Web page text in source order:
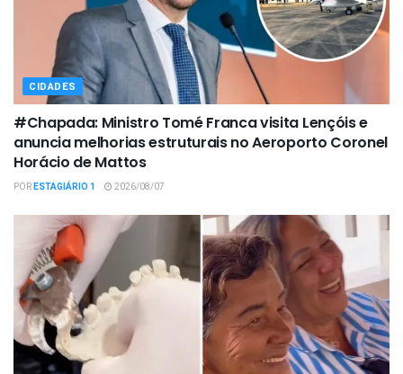
CIDADES
#Chapada: Ministro Tomé Franca visita Lençóis e
anuncia melhorias estruturais no Aeroporto Coronel
Horácio de Mattos
PORESTAGIÁRIO 1 2026/08/07